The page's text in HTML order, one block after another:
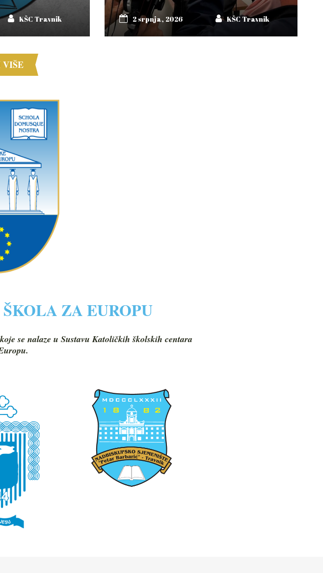
KŠC Travnik 2 srpnja, 2026 KŠC Travnik
ZA EUROPU
se nalaze u Sustavu Katoličkih školskih centara